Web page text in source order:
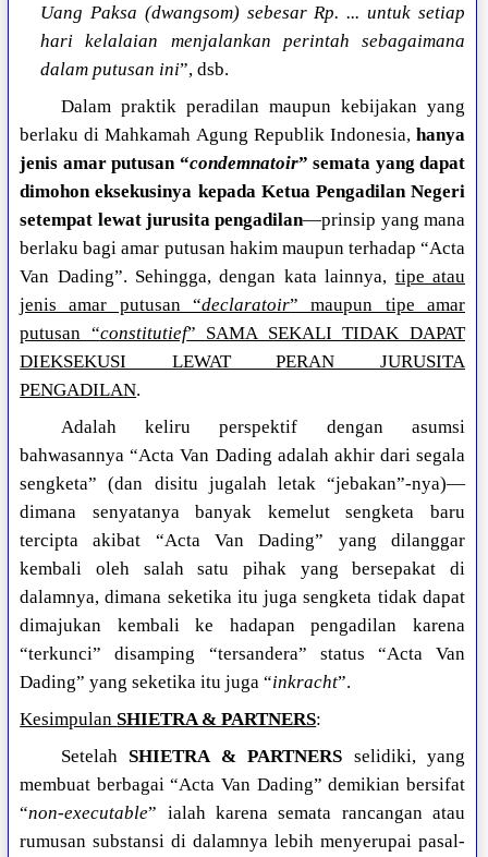
Uang Paksa (dwangsom) sebesar Rp. ... untuk setiap
hari kelalaian menjalankan perintah sebagaimana
dalam putusan ini”, dsb.
Dalam praktik peradilan maupun kebijakan yang
berlaku di Mahkamah Agung Republik Indonesia, hanya
jenis amar putusan “condemnatoir” semata yang dapat
dimohon eksekusinya kepada Ketua Pengadilan Negeri
setempat lewat jurusita pengadilan—prinsip yang mana
berlaku bagi amar putusan hakim maupun terhadap “Acta
Van Dading”. Sehingga, dengan kata lainnya, tipe atau
jenis amar putusan “declaratoir” maupun tipe amar
putusan “constitutief” SAMA SEKALI TIDAK DAPAT
DIEKSEKUSI LEWAT PERAN JURUSITA
PENGADILAN.
Adalah keliru perspektif dengan asumsi
bahwasannya “Acta Van Dading adalah akhir dari segala
sengketa” (dan disitu jugalah letak “jebakan”-nya)—
dimana senyatanya banyak kemelut sengketa baru
tercipta akibat “Acta Van Dading” yang dilanggar
kembali oleh salah satu pihak yang bersepakat di
dalamnya, dimana seketika itu juga sengketa tidak dapat
dimajukan kembali ke hadapan pengadilan karena
“terkunci” disamping “tersandera” status “Acta Van
Dading” yang seketika itu juga “inkracht”.
KesimpulanSHIETRA & PARTNERS:
SetelahSHIETRA & PARTNERS selidiki, yang
membuat berbagai “Acta Van Dading” demikian bersifat
“non-executable” ialah karena semata rancangan atau
rumusan substansi di dalamnya lebih menyerupai pasal-